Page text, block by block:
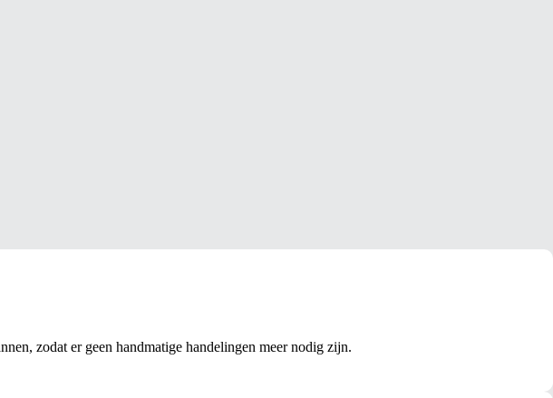
zodat er geen handmatige handelingen meer nodig zijn.